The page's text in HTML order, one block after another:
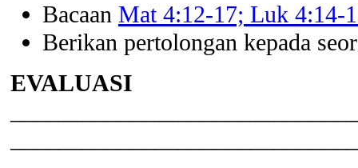
Bacaan Mat 4:12-17; Luk 4:14-
Berikan pertolongan kepada
EVALUASI